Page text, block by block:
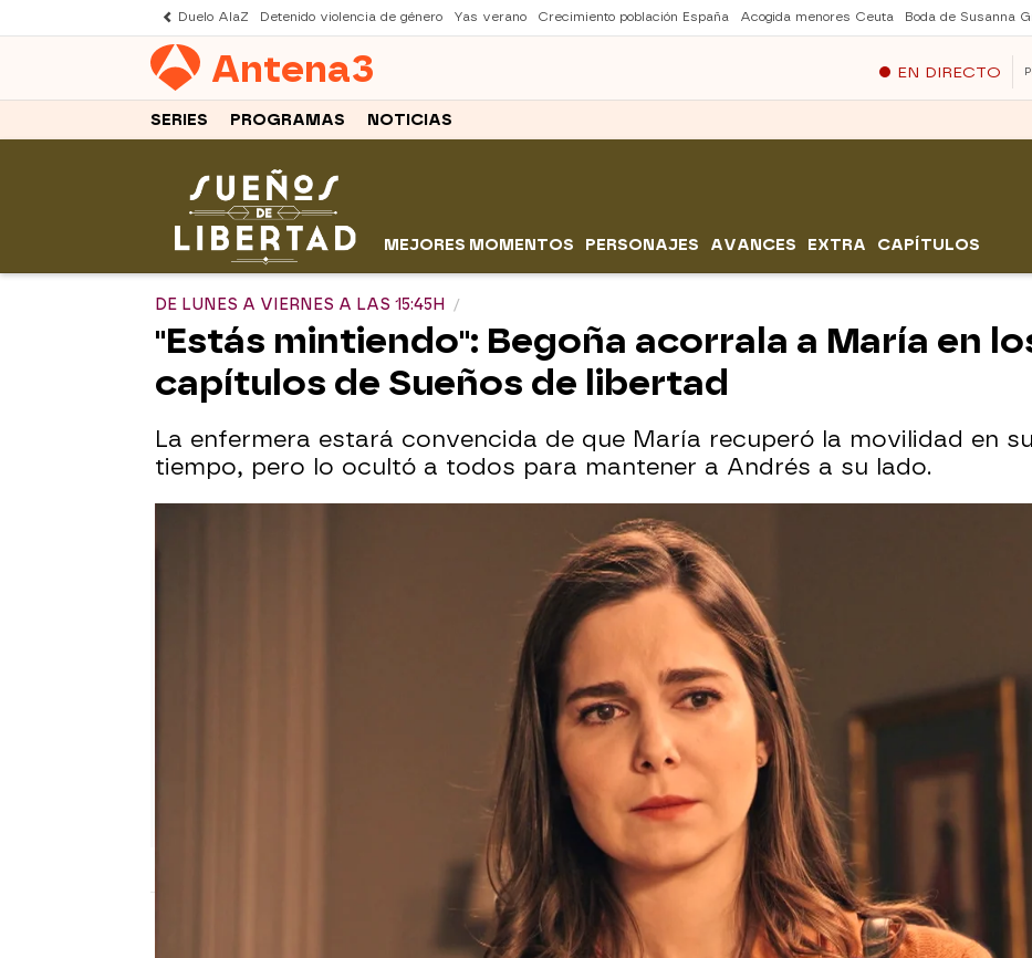
Duelo AlaZ Detenido violencia de género Yas verano Crecimiento población España Acogida menores Ceuta Boda de Susanna
Antena3 EN DIRECTO
SERIES PROGRAMAS NOTICIAS
MEJORES MOMENTOS PERSONAJES AVANCES EXTRA CAPÍTULOS
DE LUNES A VIERNES A LAS 15:45H
"Estás mintiendo": Begoña acorrala a María en
capítulos de Sueños de libertad
La enfermera estará convencida de que María recuperó la movilidad en
tiempo, pero lo ocultó a todos para mantener a Andrés a su lado.
¡Andrés descubre la verdad!: María se pone de pie delante de él para impedir que
WhatsappFacebook
X Flipboard